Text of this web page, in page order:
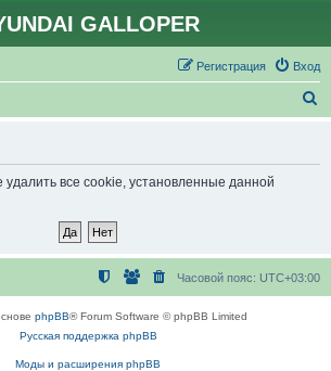
GALLOPER
Вход
Регистрация
удалить все cookie, установленные данной
Часовой пояс: UTC+03:00
phpBB® Forum Software © phpBB Limited
Русская поддержка phpBB
Моды и расширения phpBB